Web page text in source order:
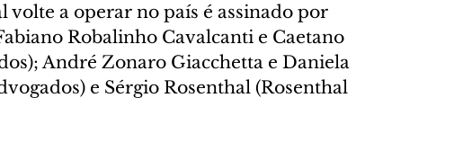
volte a operar no país é assinado por
Robalinho Cavalcanti e Caetano
André Zonaro Giacchetta e Daniela
e Sérgio Rosenthal (Rosenthal